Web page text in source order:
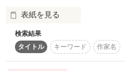
を出してしまいました……笑
相変わらずの激遅更新にな
後までお付き合いください！
表紙を見る
なぜ…なぜ…
「俺のまわりにはよくなや
検索結果
タイトル
キーワード 作家名